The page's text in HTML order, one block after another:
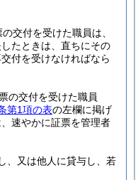
交付を受けた職員は、
たときは、直ちにその
付を受けなければなら
の交付を受けた職員
第1項の表の左欄に掲げ
速やかに証票を管理者
、又は他人に貸与し、若